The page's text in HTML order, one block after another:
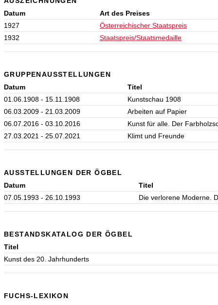
Datum
Art des Preises
1927
Österreichischer Staatspreis
1932
Staatspreis/Staatsmedaille
GRUPPENAUSSTELLUNGEN
Datum
Titel
01.06.1908 - 15.11.1908
Kunstschau 1908
06.03.2009 - 21.03.2009
Arbeiten auf Papier
06.07.2016 - 03.10.2016
Kunst für alle. Der
27.03.2021 - 25.07.2021
Klimt und Freunde
AUSSTELLUNGEN DER ÖGBEL
Datum
Titel
07.05.1993 - 26.10.1993
Die verlorene Moderne.
BESTANDSKATALOG DER ÖGBEL
Titel
Kunst des 20. Jahrhunderts
FUCHS-LEXIKON